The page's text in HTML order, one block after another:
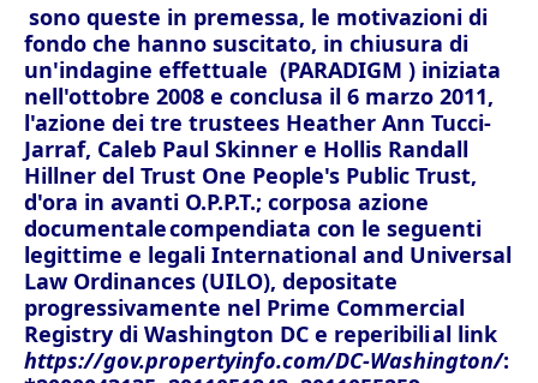
sono queste in premessa, le motivazioni di
fondo che hanno suscitato, in chiusura di
un'indagine effettuale (PARADIGM ) iniziata
nell'ottobre 2008 e conclusa il 6 marzo 2011,
l'azione dei tre trustees Heather Ann Tucci-
Jarraf, Caleb Paul Skinner e Hollis Randall
Hillner del Trust One People's Public Trust,
d'ora in avanti O.P.P.T.; corposa azione
documentalecompendiata con le seguenti
legittime e legali International and Universal
Law Ordinances (UILO), depositate
progressivamente nel Prime Commercial
Registry di Washington DC e reperibilial link
https://gov.propertyinfo.com/DC-Washington/: